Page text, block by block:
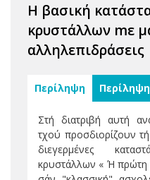
Η βασική
κρυστάλλων mε
αλληλεπιδράσεις
Περίληψη
Στή διατριβή αυτή
τχού προσδιορίζουν
διεγερμένες
κρυστάλλων « Ή πρώτη